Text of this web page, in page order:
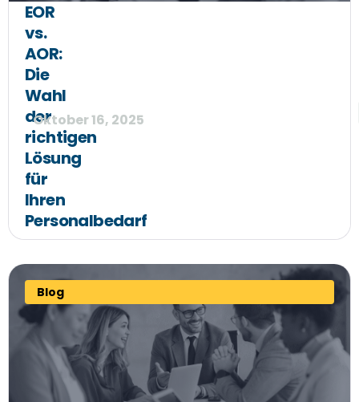
EOR
vs.
AOR:
Die
Wahl
der
richtigen
Lösung
für
Ihren
Personalbedarf
Oktober 16, 2025
Blog